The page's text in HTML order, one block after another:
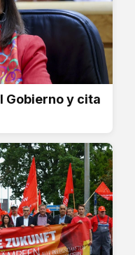
Gobierno y cita